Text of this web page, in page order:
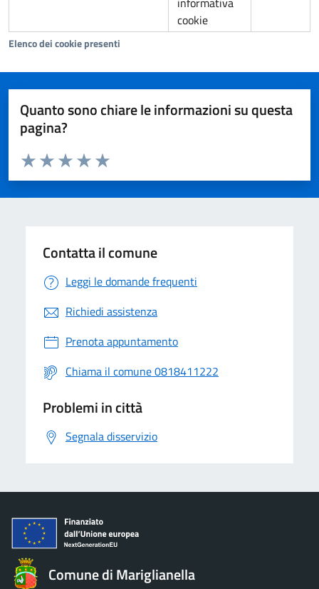
Elenco dei cookie presenti
cookie
Quanto sono chiare le informazioni su questa
pagina?
Valuta da 1 a 5 stelle la pagina
Valuta 5 stelle su 5
Valuta 4 stelle su 5
Valuta 3 stelle su 5
Valuta 2 stelle su 5
Valuta 1 stelle su 5
Contatta il comune
Leggi le domande frequenti
Richiedi assistenza
Prenota appuntamento
Chiama il comune 0818411222
Problemi in città
Segnala disservizio
Comune di Mariglianella